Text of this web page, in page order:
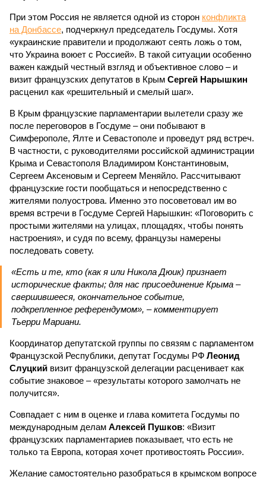
При этом Россия не является одной из сторон конфликта
на Донбассе, подчеркнул председатель Госдумы. Хотя
«украинские правители и продолжают сеять ложь о том,
что Украина воюет с Россией». В такой ситуации особенно
важен каждый честный взгляд и объективное слово – и
визит французских депутатов в Крым Сергей Нарышкин
расценил как «решительный и смелый шаг».
В Крым французские парламентарии вылетели сразу же
после переговоров в Госдуме – они побывают в
Симферополе, Ялте и Севастополе и проведут ряд встреч.
В частности, с руководителями российской администрации
Крыма и Севастополя Владимиром Константиновым,
Сергеем Аксеновым и Сергеем Меняйло. Рассчитывают
французские гости пообщаться и непосредственно с
жителями полуострова. Именно это посоветовал им во
время встречи в Госдуме Сергей Нарышкин: «Поговорить с
простыми жителями на улицах, площадях, чтобы понять
настроения», и судя по всему, французы намерены
последовать совету.
«Есть и те, кто (как я или Никола Дюик) признает
исторические факты; для нас присоединение Крыма –
свершившееся, окончательное событие,
подкрепленное референдумом», – комментирует
Тьерри Мариани.
Координатор депутатской группы по связям с парламентом
Французской Республики, депутат Госдумы РФ Леонид
Слуцкий визит французской делегации расценивает как
событие знаковое – «результаты которого замолчать не
получится».
Совпадает с ним в оценке и глава комитета Госдумы по
международным делам Алексей Пушков: «Визит
французских парламентариев показывает, что есть не
только та Европа, которая хочет противостоять России».
Желание самостоятельно разобраться в крымском вопросе